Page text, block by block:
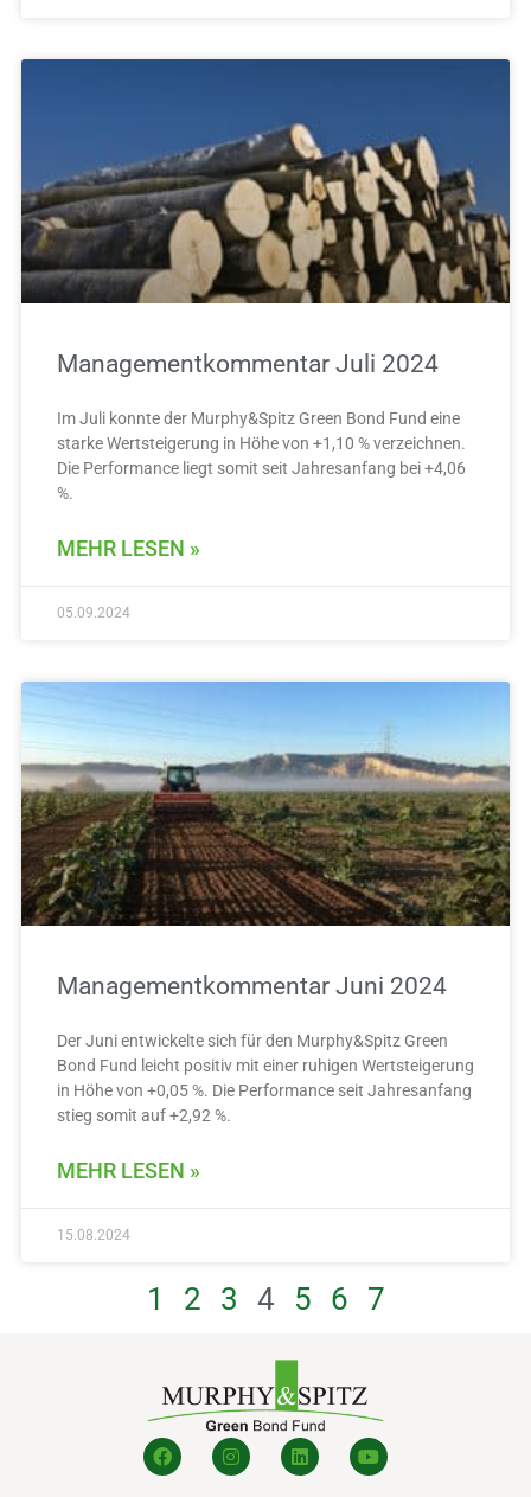
Managementkommentar Juli 2024
Im Juli konnte der Murphy&Spitz Green Bond Fund eine
starke Wertsteigerung in Höhe von +1,10 % verzeichnen.
Die Performance liegt somit seit Jahresanfang bei +4,06
%.
MEHR LESEN »
05.09.2024
Managementkommentar Juni 2024
Der Juni entwickelte sich für den Murphy&Spitz Green
Bond Fund leicht positiv mit einer ruhigen Wertsteigerung
in Höhe von +0,05 %. Die Performance seit Jahresanfang
stieg somit auf +2,92 %.
MEHR LESEN »
15.08.2024
1 2 3 4 5 6 7
F
a
c
I
n
s
L
i
n
Y
o
u